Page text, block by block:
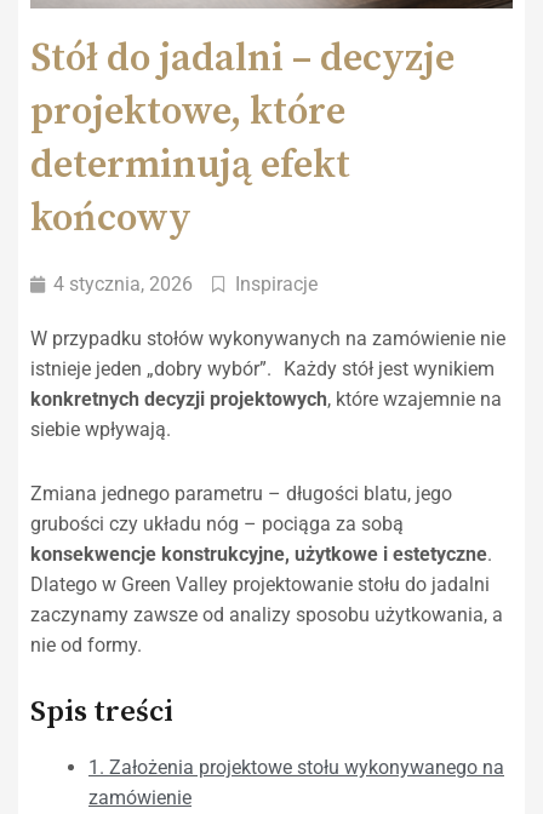
Stół do jadalni – decyzje
projektowe, które
determinują efekt
końcowy
4 stycznia, 2026 Inspiracje
W przypadku stołów wykonywanych na zamówienie nie
istnieje jeden „dobry wybór”. Każdy stół jest wynikiem
konkretnych decyzji projektowych, które wzajemnie na
siebie wpływają.
Zmiana jednego parametru – długości blatu, jego
grubości czy układu nóg – pociąga za sobą
konsekwencje konstrukcyjne, użytkowe i estetyczne.
Dlatego w Green Valley projektowanie stołu do jadalni
zaczynamy zawsze od analizy sposobu użytkowania, a
nie od formy.
Spis treści
1. Założenia projektowe stołu wykonywanego na
zamówienie